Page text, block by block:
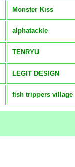
Monster Kiss
alphatackle
TENRYU
LEGIT DESIGN
fish trippers village